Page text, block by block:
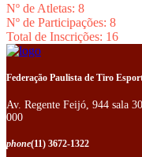
Nº de Atletas: 8
Nº de Participações: 8
Total de Inscrições: 16
Federação Paulista de Tiro
Av. Regente Feijó, 944 sala
000
phone(11) 3672-1322